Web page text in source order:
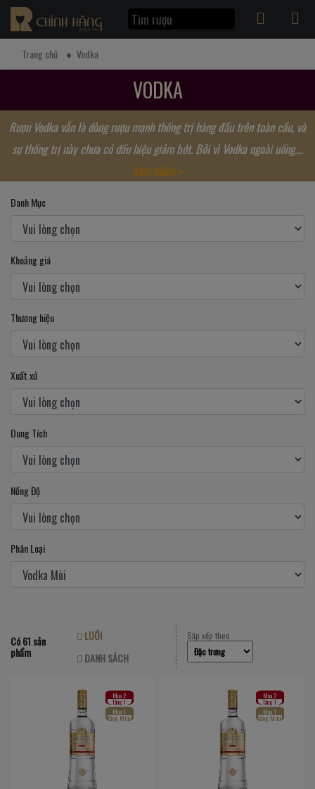
Trang chủ Vodka
VODKA
Rượu Vodka vẫn là dòng rượu mạnh thống trị hàng đầu trên toàn cầu, và
sự thống trị này chưa có dấu hiệu giảm bớt. Bởi vì Vodka ngoài uống....
Xem thêm »
Danh Mục
Khoảng giá
Thương hiệu
Xuất xứ
Dung Tích
Nồng Độ
Phân Loại
Có 61 sản
phẩm
LƯỚI
DANH SÁCH
Sắp xếp theo
Mua 2
Tặng 1
Mua 1
Tặng Mini
Mua 2
Tặng 1
Mua 1
Tặng Mini